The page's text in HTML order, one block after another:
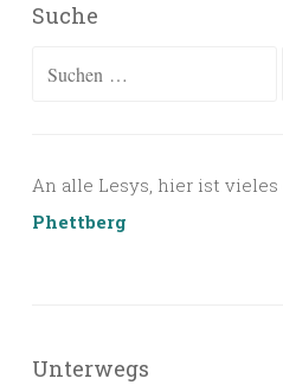
Suche
Suchen
An alle Lesys, hier ist vieles
Phettberg
Unterwegs